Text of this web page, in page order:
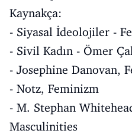
Kaynakça:
- Siyasal İdeolojiler -
- Sivil Kadın - Ömer
- Josephine Danovan,
- Notz, Feminizm
- M. Stephan
Masculinities